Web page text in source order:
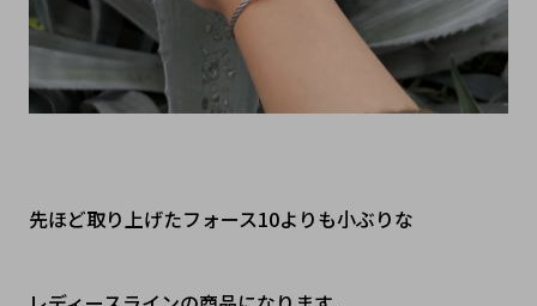
先ほど取り上げたフォース10よりも小ぶりな